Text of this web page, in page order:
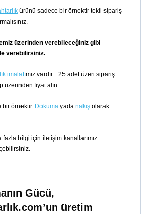
ürünü sadece bir örnektir tekil sipariş
üzerinden verebileceğiniz gibi
verebilirsiniz.
imalatımız vardır... 25 adet üzeri sipariş
üzerinden fiyat alın.
bir örnektir. Dokuma yada nakış olarak
bilgi için iletişim kanallarımız
Gücü,
üretim